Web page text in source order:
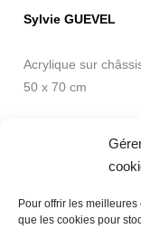
Pour offrir les
que les cookies pour
Sylvie GUEVEL
Acrylique sur
50 x 70 cm